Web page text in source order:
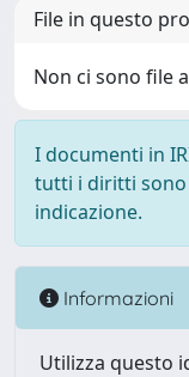
File in questo
Non ci sono file
I documenti in
tutti i diritti sono
indicazione.
Informazioni
Utilizza questo